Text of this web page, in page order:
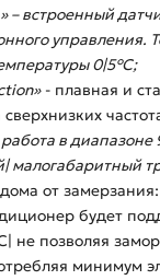
– встроенный
управления.
0|5°С;
- плавная и
в диапазоне
малогабаритный
от замерзания:
будет
не позволяя
минимум